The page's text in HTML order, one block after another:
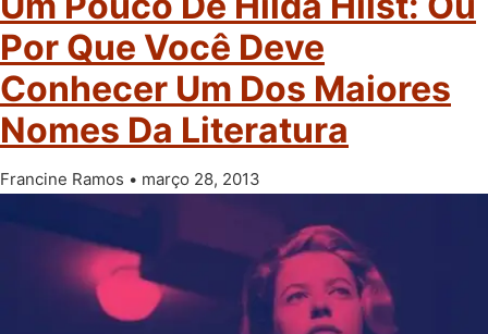
Por Que Você Deve
Conhecer Um Dos Maiores
Nomes Da Literatura
Francine Ramos março 28, 2013